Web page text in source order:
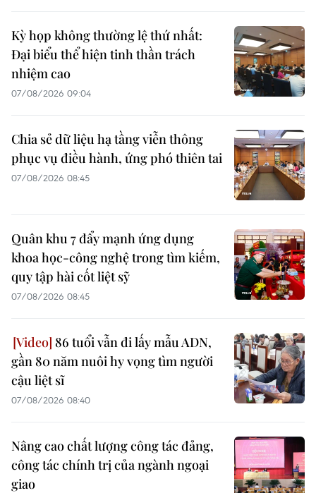
Kỳ họp không thường lệ thứ nhất:
Đại biểu thể hiện tinh thần trách
nhiệm cao
07/08/2026 09:04
Chia sẻ dữ liệu hạ tầng viễn thông
phục vụ điều hành, ứng phó thiên tai
07/08/2026 08:45
Quân khu 7 đẩy mạnh ứng dụng
khoa học-công nghệ trong tìm kiếm,
quy tập hài cốt liệt sỹ
07/08/2026 08:45
86 tuổi vẫn đi lấy mẫu ADN,
gần 80 năm nuôi hy vọng tìm người
cậu liệt sĩ
07/08/2026 08:40
Nâng cao chất lượng công tác đảng,
công tác chính trị của ngành ngoại
giao